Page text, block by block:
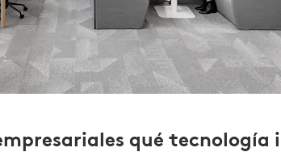
qué tecnología